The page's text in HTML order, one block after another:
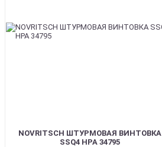
NOVRITSCH ШТУРМОВАЯ ВИНТОВКА
SSQ4 HPA 34795